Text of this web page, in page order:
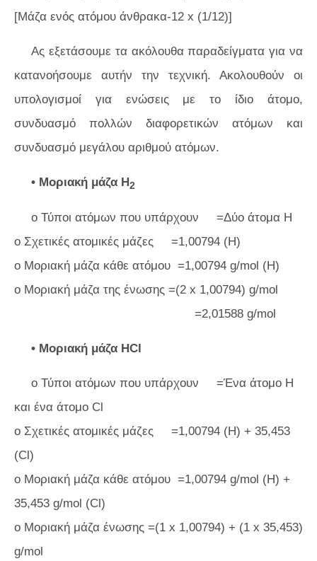
[Μάζα ενός ατόμου άνθρακα-12 x (1/12)]
Ας εξετάσουμε τα ακόλουθα παραδείγματα για να
κατανοήσουμε αυτήν την τεχνική. Ακολουθούν οι
υπολογισμοί για ενώσεις με το ίδιο άτομο,
συνδυασμό πολλών διαφορετικών ατόμων και
συνδυασμό μεγάλου αριθμού ατόμων.
• Μοριακή μάζα H2
o Τύποι ατόμων που υπάρχουν =Δύο άτομα H
o Σχετικές ατομικές μάζες =1,00794 (H)
o Μοριακή μάζα κάθε ατόμου =1,00794 g/mol (H)
o Μοριακή μάζα της ένωσης =(2 x 1,00794) g/mol
=2,01588 g/mol
• Μοριακή μάζα HCl
o Τύποι ατόμων που υπάρχουν =Ένα άτομο Η
και ένα άτομο Cl
o Σχετικές ατομικές μάζες =1,00794 (H) + 35,453
(Cl)
o Μοριακή μάζα κάθε ατόμου =1,00794 g/mol (H) +
35,453 g/mol (Cl)
o Μοριακή μάζα ένωσης =(1 x 1,00794) + (1 x 35,453)
g/mol